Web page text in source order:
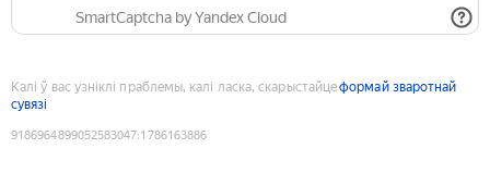
SmartCaptcha by Yandex Cloud
Калі ў вас узніклі праблемы, калі ласка, скарыстайцеформай зваротнай
сувязі
9186964899052583047:1786163886